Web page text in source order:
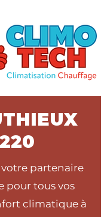
partenaire
pour tous vos
climatique à